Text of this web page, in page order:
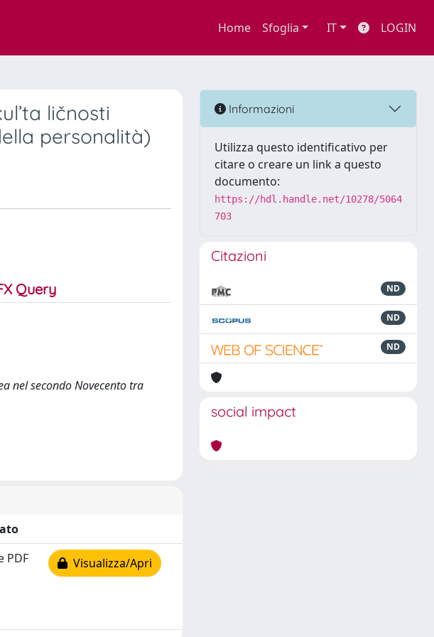
Home Sfoglia IT LOGIN
ličnosti
personalità)
nel secondo Novecento tra
PDF Visualizza/Apri
Informazioni
Utilizza questo identificativo per
citare o creare un link a questo
documento:
https://hdl.handle.net/10278/5064
703
Citazioni
ND
ND
ND
social impact